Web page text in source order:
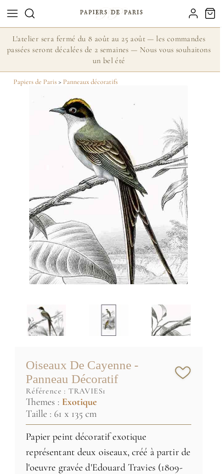
L'atelier sera fermé du 8 août au 25 août — les commandes
passées seront décalées de 2 semaines — Nous vous souhaitons
un bel été
Papiers de Paris > Panneaux décoratifs
Oiseaux De Cayenne -
Panneau Décoratif
référence : TRAVIES1
Themes : Exotique
Taille : 61 x 135 cm
Papier peint décoratif exotique
représentant deux oiseaux, créé à partir de
l'oeuvre gravée d'Edouard Travies (1809-